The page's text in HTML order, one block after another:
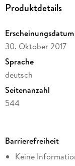
Produktdetails
Erscheinungsdatum
30. Oktober 2017
Sprache
deutsch
Seitenanzahl
544
Reihe
Memory Man, 2
Barrierefreiheit
Keine